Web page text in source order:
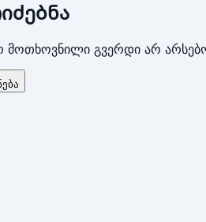
მოთხოვნილი გვერდი არ